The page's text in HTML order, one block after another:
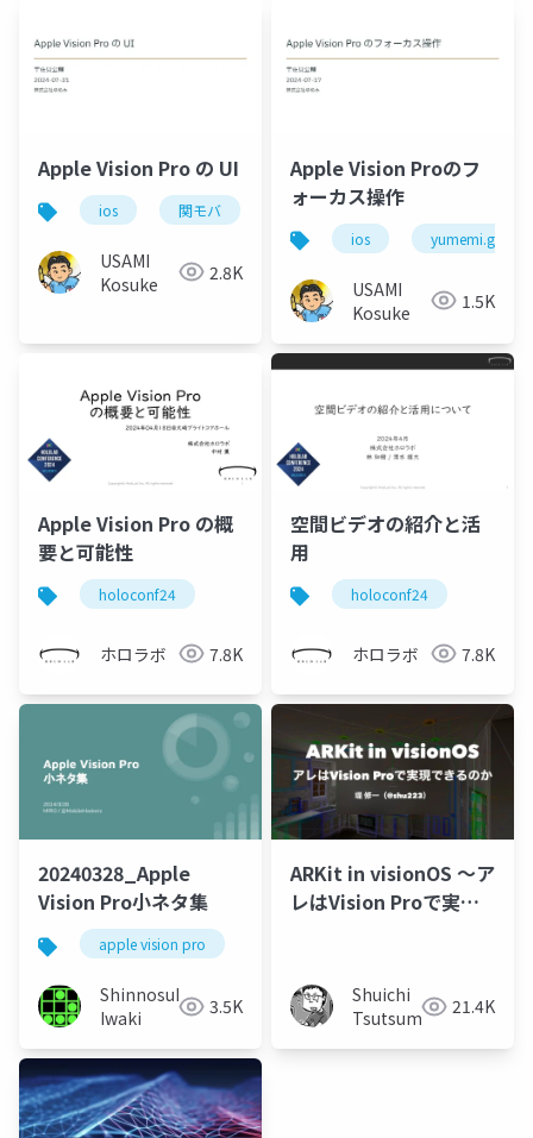
Apple Vision Pro の UI
ios 関モバ
USAMI
Kosuke
2.8K
Apple Vision Proのフ
ォーカス操作
ios yumemi.grow
USAMI
Kosuke
1.5K
Apple Vision Pro の概
要と可能性
holoconf24
ホロラボ 7.8K
空間ビデオの紹介と活
用
holoconf24
ホロラボ 7.8K
20240328_Apple
Vision Pro小ネタ集
apple vision pro
Shinnosuke
Iwaki
3.5K
ARKit in visionOS 〜ア
レはVision Proで実現
Shuichi
Tsutsumi
21.4K